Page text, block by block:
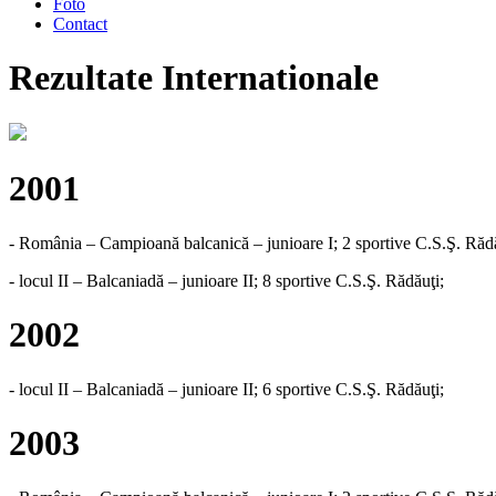
Foto
Contact
Rezultate Internationale
2001
- România – Campioană balcanică – junioare I; 2 sportive C.S.Ş.
- locul II – Balcaniadă – junioare II; 8 sportive C.S.Ş. Rădăuţi;
2002
- locul II – Balcaniadă – junioare II; 6 sportive C.S.Ş. Rădăuţi;
2003